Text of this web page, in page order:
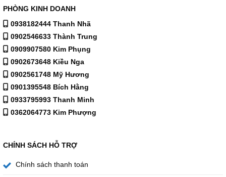
PHÒNG KINH DOANH
0938182444 Thanh Nhã
0902546633 Thành Trung
0909907580 Kim Phụng
0902673648 Kiều Nga
0902561748 Mỹ Hương
0901395548 Bích Hằng
0933795993 Thanh Minh
0362064773 Kim Phượng
CHÍNH SÁCH HỖ TRỢ
Chính sách thanh toán